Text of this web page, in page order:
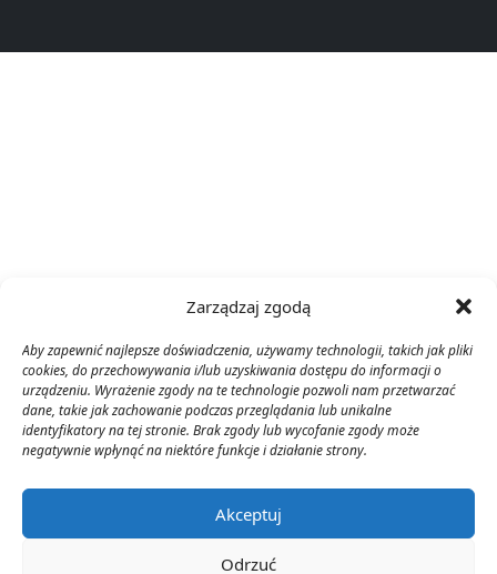
Zarządzaj zgodą
Aby zapewnić najlepsze doświadczenia, używamy technologii, takich jak pliki
cookies, do przechowywania i/lub uzyskiwania dostępu do informacji o
urządzeniu. Wyrażenie zgody na te technologie pozwoli nam przetwarzać
dane, takie jak zachowanie podczas przeglądania lub unikalne
identyfikatory na tej stronie. Brak zgody lub wycofanie zgody może
negatywnie wpłynąć na niektóre funkcje i działanie strony.
Akceptuj
Odrzuć